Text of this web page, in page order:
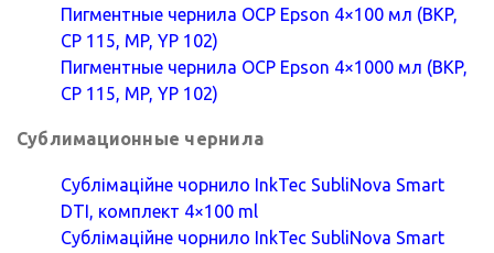
Пигментные чернила OCP Epson 4×100 мл (BKP,
CP 115, MP, YP 102)
Пигментные чернила OCP Epson 4×1000 мл (BKP,
CP 115, MP, YP 102)
Сублимационные чернила
Сублімаційне чорнило InkTec SubliNova Smart
DTI, комплект 4×100 ml
Сублімаційне чорнило InkTec SubliNova Smart